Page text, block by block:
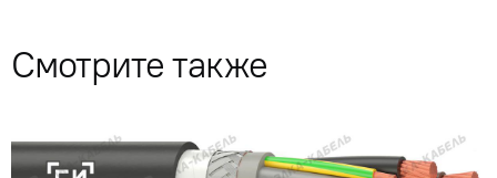
Смотрите также